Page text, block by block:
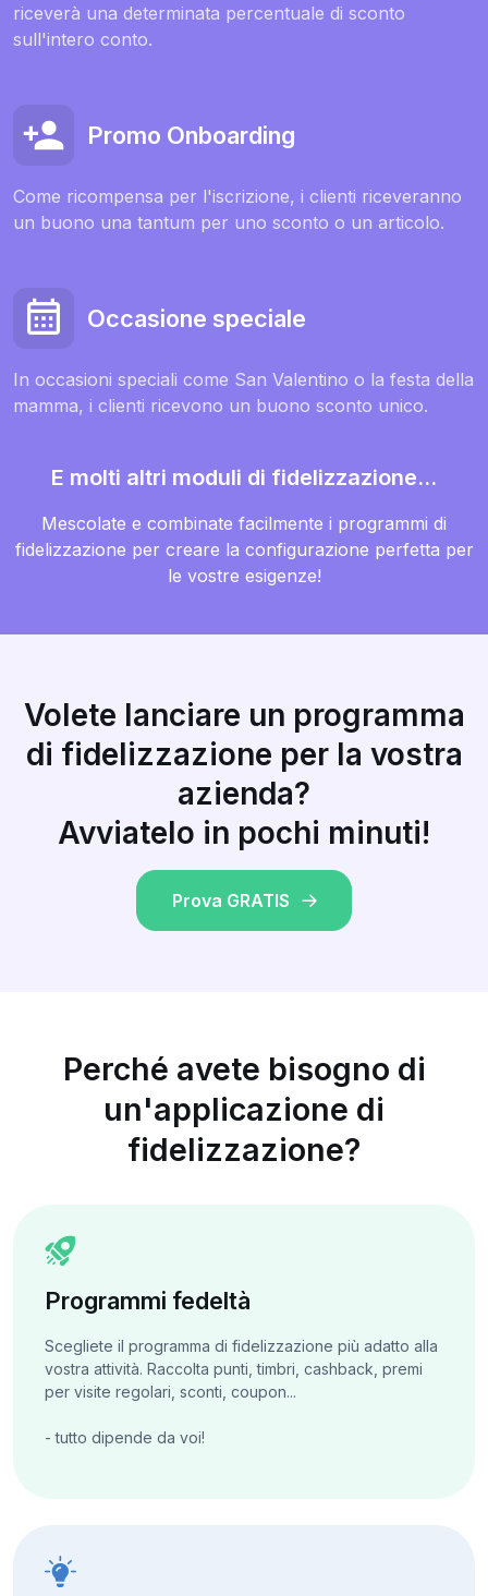
riceverà una determinata percentuale di sconto
sull'intero conto.
Promo Onboarding
Come ricompensa per l'iscrizione, i clienti riceveranno
un buono una tantum per uno sconto o un articolo.
Occasione speciale
In occasioni speciali come San Valentino o la festa della
mamma, i clienti ricevono un buono sconto unico.
E molti altri moduli di fidelizzazione...
Mescolate e combinate facilmente i programmi di
fidelizzazione per creare la configurazione perfetta per
le vostre esigenze!
Volete lanciare un programma
di fidelizzazione per la vostra
azienda?
Avviatelo in pochi minuti!
Prova GRATIS
Perché avete bisogno di
un'applicazione di
fidelizzazione?
Programmi fedeltà
Scegliete il programma di fidelizzazione più adatto alla
vostra attività. Raccolta punti, timbri, cashback, premi
per visite regolari, sconti, coupon...
- tutto dipende da voi!